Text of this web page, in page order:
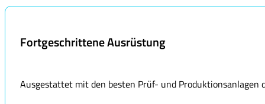
Fortgeschrittene Ausrüstung
Ausgestattet mit den besten Prüf- und